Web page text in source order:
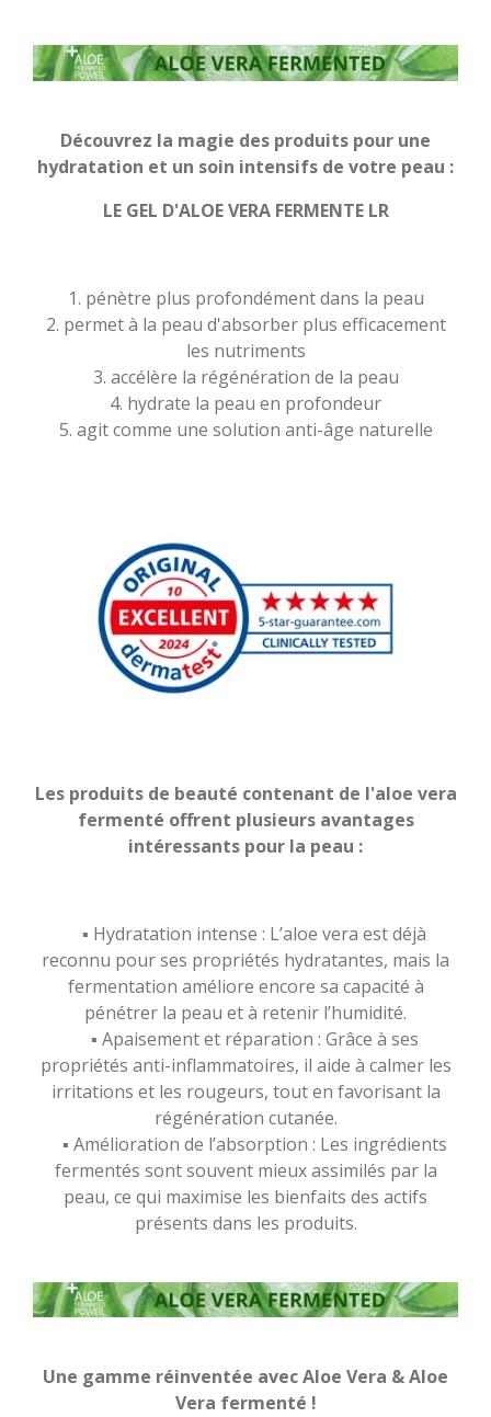
Découvrez la magie des produits pour une
hydratation et un soin intensifs de votre peau :
LE GEL D'ALOE VERA FERMENTE LR
1. pénètre plus profondément dans la peau
2. permet à la peau d'absorber plus efficacement
les nutriments
3. accélère la régénération de la peau
4. hydrate la peau en profondeur
5. agit comme une solution anti-âge naturelle
Les produits de beauté contenant de l'aloe vera
fermenté offrent plusieurs avantages
intéressants pour la peau :
▪️ Hydratation intense : L’aloe vera est déjà
reconnu pour ses propriétés hydratantes, mais la
fermentation améliore encore sa capacité à
pénétrer la peau et à retenir l’humidité.
▪️ Apaisement et réparation : Grâce à ses
propriétés anti-inflammatoires, il aide à calmer les
irritations et les rougeurs, tout en favorisant la
régénération cutanée.
▪️ Amélioration de l’absorption : Les ingrédients
fermentés sont souvent mieux assimilés par la
peau, ce qui maximise les bienfaits des actifs
présents dans les produits.
Une gamme réinventée avec Aloe Vera & Aloe
Vera fermenté !